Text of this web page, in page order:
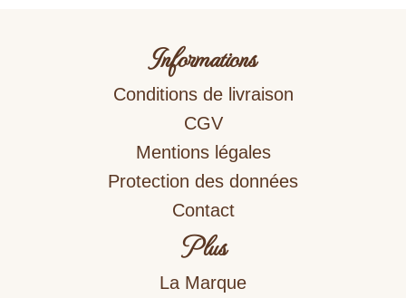
Informations
Conditions de livraison
CGV
Mentions légales
Protection des données
Contact
Plus
La Marque